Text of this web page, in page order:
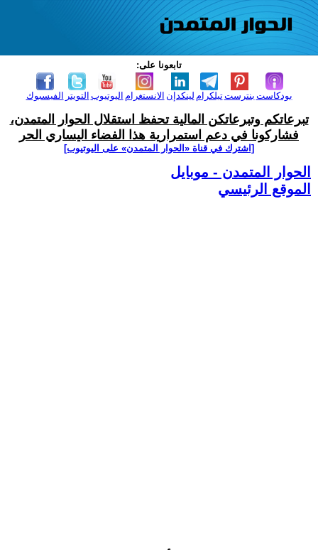
تابعونا على:
الفيسبوك التويتر اليوتيوب الانستغرام لينكدإن تيلكرامبنترست بودكاست
تبرعاتكم وتبرعاتكن المالية تحفظ استقلال الحوار المتمدن،
فشاركونا في دعم استمرارية هذا الفضاء اليساري الحر
[اشترك في قناة ‫«الحوار المتمدن» على اليوتيوب]
الحوار المتمدن - موبايل
الموقع الرئيسي